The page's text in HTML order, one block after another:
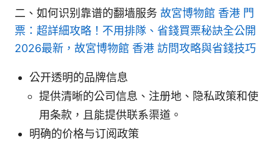
二、如何识别靠谱的翻墙服务 故宮博物館 香港 門
票：超詳細攻略！不用排隊、省錢買票秘訣全公開
2026最新，故宮博物館 香港 訪問攻略與省錢技巧
公开透明的品牌信息
提供清晰的公司信息、注册地、隐私政策和使
用条款，且能提供联系渠道。
明确的价格与订阅政策